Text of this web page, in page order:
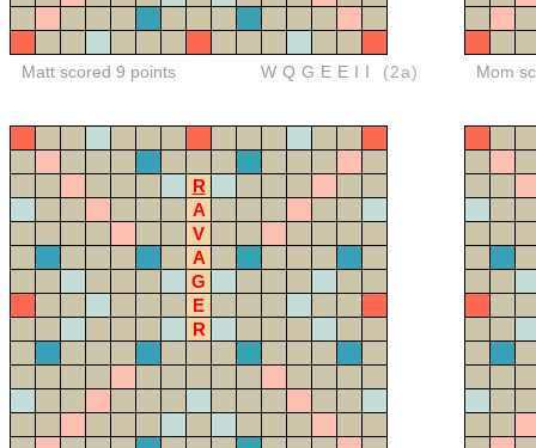
Matt scored 9 points WQGEEII (2a) Mom
R
A
V
A
G
E
R